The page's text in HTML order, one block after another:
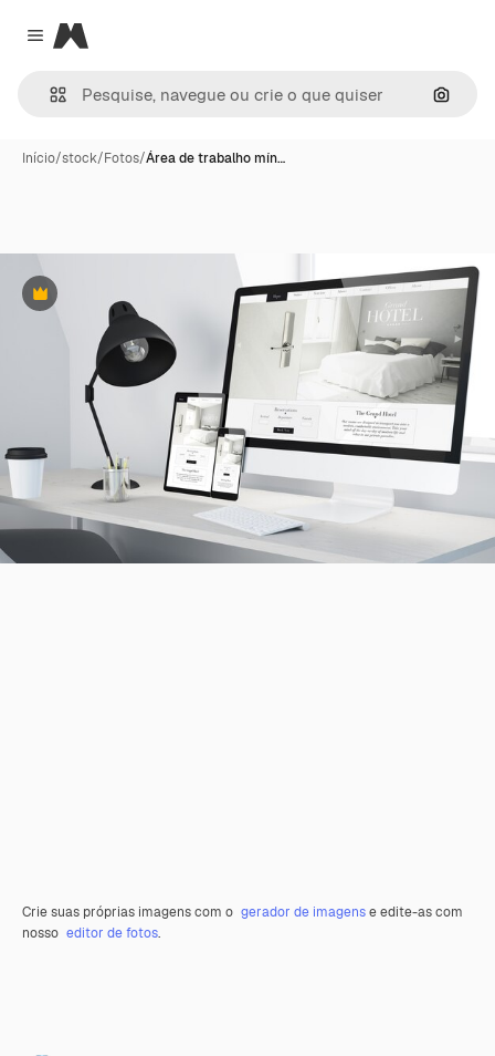
Close menu
Magnific
Início/stock/Fotos/Área de trabalho mín…
Premium
Crie suas próprias imagens com o gerador de imagense edite-as com
nosso editor de fotos.